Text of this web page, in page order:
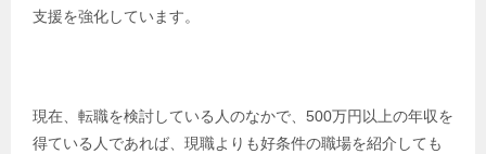
支援を強化しています。
現在、転職を検討している人のなかで、500万円以上の年収を
得ている人であれば、現職よりも好条件の職場を紹介しても